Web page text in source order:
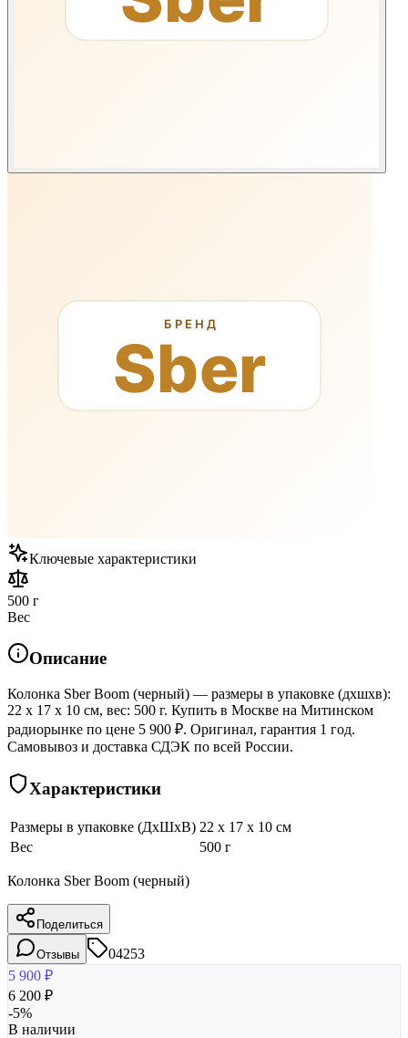
Ключевые характеристики
500 г
Вес
Описание
Колонка Sber Boom (черный) — размеры в упаковке (дхшхв):
22 x 17 x 10 см, вес: 500 г. Купить в Москве на Митинском
радиорынке по цене 5 900 ₽. Оригинал, гарантия 1 год.
Самовывоз и доставка СДЭК по всей России.
Характеристики
Размеры в упаковке (ДхШхВ) 22 x 17 x 10 см
Вес
500 г
Колонка Sber Boom (черный)
Поделиться
Отзывы
04253
5 900 ₽
6 200 ₽
-5%
В наличии